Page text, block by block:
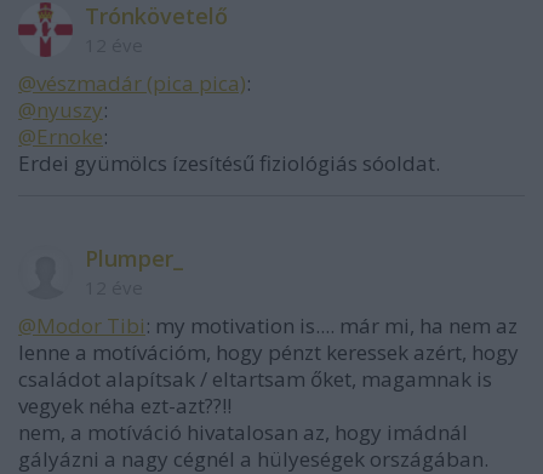
Trónkövetelő
@vészmadár (pica pica):
@nyuszy:
@Ernoke:
Erdei gyümölcs ízesítésű fiziológiás sóoldat.
Plumper_
@Modor Tibi: my motivation is.... már mi, ha nem az
lenne a motívációm, hogy pénzt keressek azért, hogy
családot alapítsak / eltartsam őket, magamnak is
vegyek néha ezt-azt??!!
nem, a motíváció hivatalosan az, hogy imádnál
gályázni a nagy cégnél a hülyeségek országában.